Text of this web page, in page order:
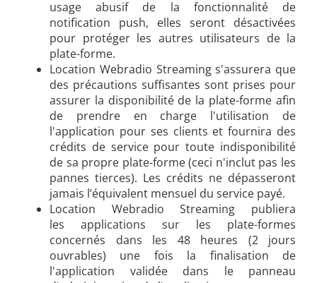
usage abusif de la fonctionnalité de
notification push, elles seront désactivées
pour protéger les autres utilisateurs de la
plate-forme.
Location Webradio Streaming s'assurera que
des précautions suffisantes sont prises pour
assurer la disponibilité de la plate-forme afin
de prendre en charge l'utilisation de
l'application pour ses clients et fournira des
crédits de service pour toute indisponibilité
de sa propre plate-forme (ceci n'inclut pas les
pannes tierces). Les crédits ne dépasseront
jamais l’équivalent mensuel du service payé.
Location Webradio Streaming publiera
les applications sur les plate-formes
concernés dans les 48 heures (2 jours
ouvrables) une fois la finalisation de
l'application validée dans le panneau